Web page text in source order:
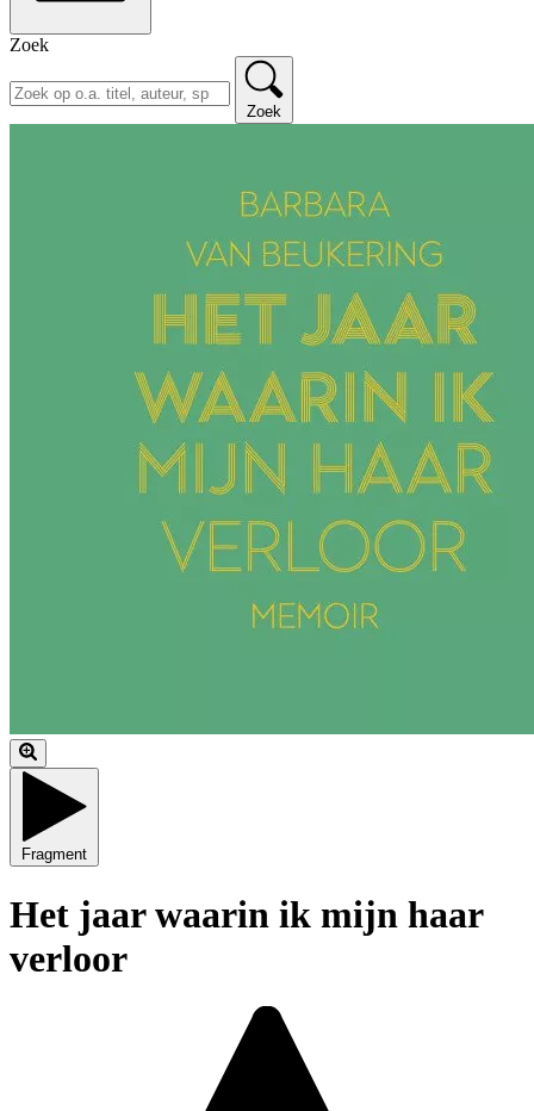
Zoek
Zoek
Fragment
Het jaar waarin ik mijn haar
verloor